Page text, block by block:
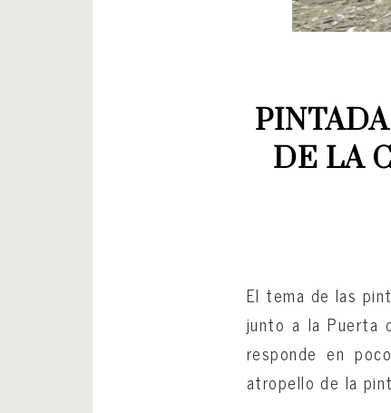
DE LA
El tema de las
junto a la Puerta
responde en
atropello de la